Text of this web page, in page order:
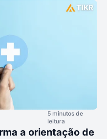
5 minutos de
leitura
a orientação de